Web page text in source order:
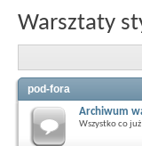
Warsztaty
pod-fora
Archiwum
Wszystko co